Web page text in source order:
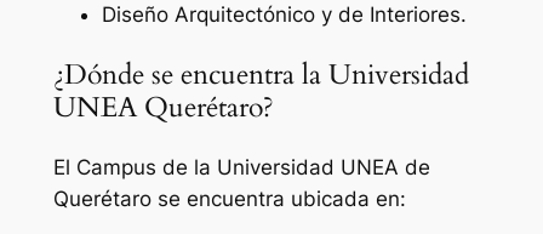
Diseño Arquitectónico y de Interiores.
¿Dónde se encuentra la Universidad
UNEA Querétaro?
El Campus de la Universidad UNEA de
Querétaro se encuentra ubicada en: